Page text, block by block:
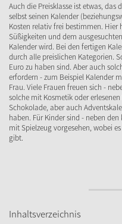
Auch die Preisklasse ist etwas, das
selbst seinen Kalender
Kosten relativ frei bestimmen.
Süßigkeiten und dem
Kalender wird. Bei den fertigen
durch alle preislichen Kategorien.
Euro zu haben sind. Aber auch
erfordern - zum Beispiel Kalender
Frau. Viele Frauen freuen sich -
solche mit Kosmetik oder
Schokolade, aber auch
haben. Für Kinder sind - neben
mit Spielzeug vorgesehen, wobei
gibt.
Inhaltsverzeichnis